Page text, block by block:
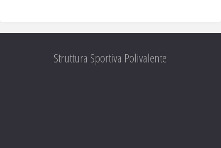
Struttura Sportiva Polivalente